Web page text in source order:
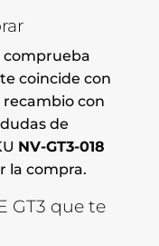
comprueba
coincide con
recambio con
de
NV-GT3-018
la compra.
GT3 que te